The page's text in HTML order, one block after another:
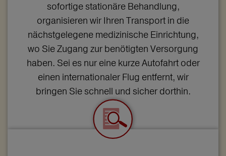
sofortige stationäre Behandlung,
organisieren wir Ihren Transport in die
nächstgelegene medizinische Einrichtung,
wo Sie Zugang zur benötigten Versorgung
haben. Sei es nur eine kurze Autofahrt oder
einen internationaler Flug entfernt, wir
bringen Sie schnell und sicher dorthin.